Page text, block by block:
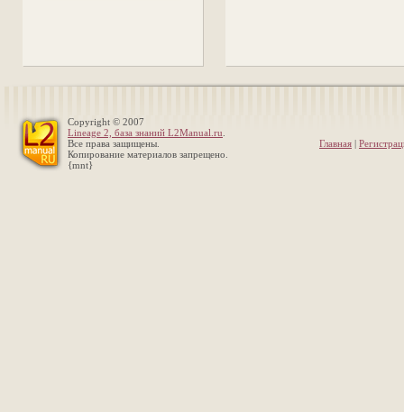
Copyright © 2007
Lineage 2, база знаний L2Manual.ru
Все права защищены.
Копирование материалов запрещено.
{mnt}
Главная |